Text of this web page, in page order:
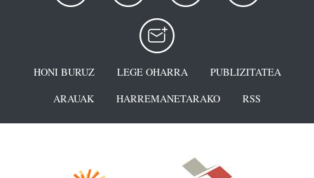
HONI BURUZ LEGE OHARRA
PUBLIZITATEA
ARAUAK
HARREMANETARAKO RSS